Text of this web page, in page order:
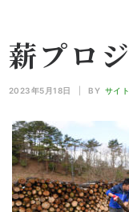
薪プロ
2023年5月18日 BY サイ